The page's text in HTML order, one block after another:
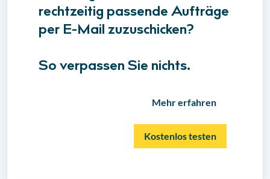
rechtzeitig passende Aufträge
per E-Mail zuzuschicken?
So verpassen Sie nichts.
Mehr erfahren
Kostenlos testen